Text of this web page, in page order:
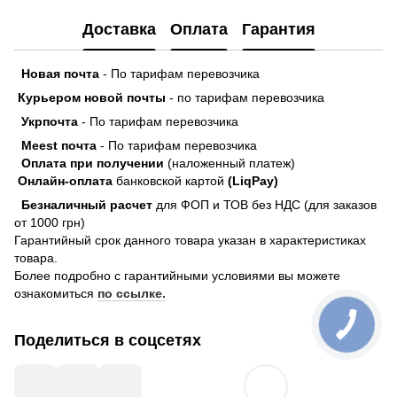
Доставка Оплата Гарантия
Новая почта - По тарифам перевозчика
Курьером новой почты - по тарифам перевозчика
Укрпочта - По тарифам перевозчика
Meest почта - По тарифам перевозчика
Оплата при получении (наложенный платеж)
Онлайн-оплата банковской картой (LiqPay)
Безналичный расчет для ФОП и ТОВ без НДС (для заказов
от 1000 грн)
Гарантийный срок данного товара указан в характеристиках
товара.
Более подробно с гарантийными условиями вы можете
ознакомиться по ссылке.
Поделиться в соцсетях